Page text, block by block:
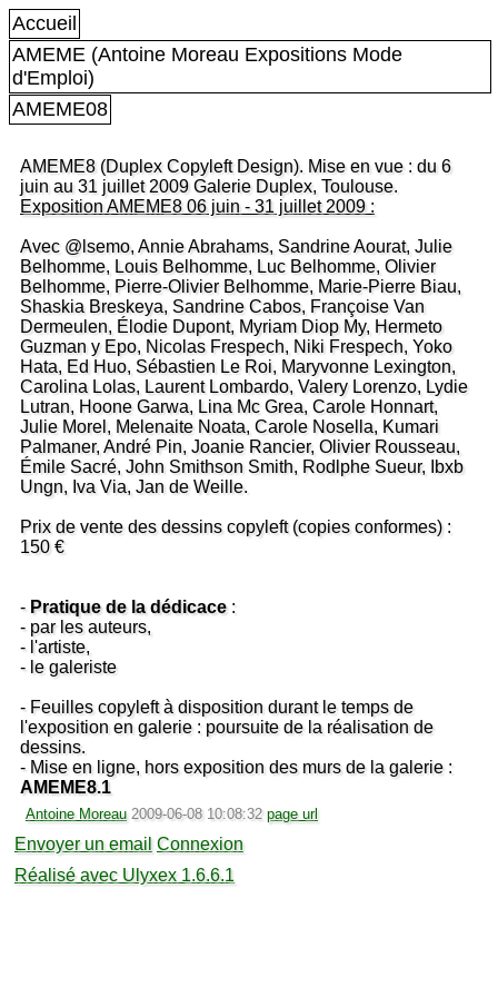
Accueil
AMEME (Antoine Moreau Expositions Mode
d'Emploi)
AMEME08
AMEME8 (Duplex Copyleft Design). Mise en vue : du 6
juin au 31 juillet 2009 Galerie Duplex, Toulouse.
Exposition AMEME8 06 juin - 31 juillet 2009 :
Avec @lsemo, Annie Abrahams, Sandrine Aourat, Julie
Belhomme, Louis Belhomme, Luc Belhomme, Olivier
Belhomme, Pierre-Olivier Belhomme, Marie-Pierre Biau,
Shaskia Breskeya, Sandrine Cabos, Françoise Van
Dermeulen, Élodie Dupont, Myriam Diop My, Hermeto
Guzman y Epo, Nicolas Frespech, Niki Frespech, Yoko
Hata, Ed Huo, Sébastien Le Roi, Maryvonne Lexington,
Carolina Lolas, Laurent Lombardo, Valery Lorenzo, Lydie
Lutran, Hoone Garwa, Lina Mc Grea, Carole Honnart,
Julie Morel, Melenaite Noata, Carole Nosella, Kumari
Palmaner, André Pin, Joanie Rancier, Olivier Rousseau,
Émile Sacré, John Smithson Smith, Rodlphe Sueur, Ibxb
Ungn, Iva Via, Jan de Weille.
Prix de vente des dessins copyleft (copies conformes) :
150 €
- Pratique de la dédicace:
- par les auteurs,
- l'artiste,
- le galeriste
- Feuilles copyleft à disposition durant le temps de
l'exposition en galerie : poursuite de la réalisation de
dessins.
- Mise en ligne, hors exposition des murs de la galerie :
AMEME8.1
Antoine Moreau 2009-06-08 10:08:32 page url
Envoyer un email Connexion
Réalisé avec Ulyxex 1.6.6.1